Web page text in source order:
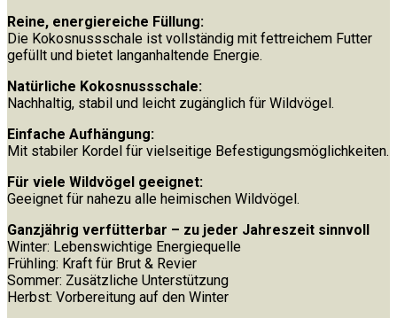
Reine, energiereiche Füllung:
Die Kokosnussschale ist vollständig mit fettreichem Futter
gefüllt und bietet langanhaltende Energie.
Natürliche Kokosnussschale:
Nachhaltig, stabil und leicht zugänglich für Wildvögel.
Einfache Aufhängung:
Mit stabiler Kordel für vielseitige Befestigungsmöglichkeiten.
Für viele Wildvögel geeignet:
Geeignet für nahezu alle heimischen Wildvögel.
Ganzjährig verfütterbar – zu jeder Jahreszeit sinnvoll
Winter: Lebenswichtige Energiequelle
Frühling: Kraft für Brut & Revier
Sommer: Zusätzliche Unterstützung
Herbst: Vorbereitung auf den Winter